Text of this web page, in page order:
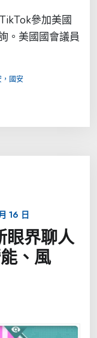
參加美國
。美國國會議員
國安
16 日
界聊人
、風